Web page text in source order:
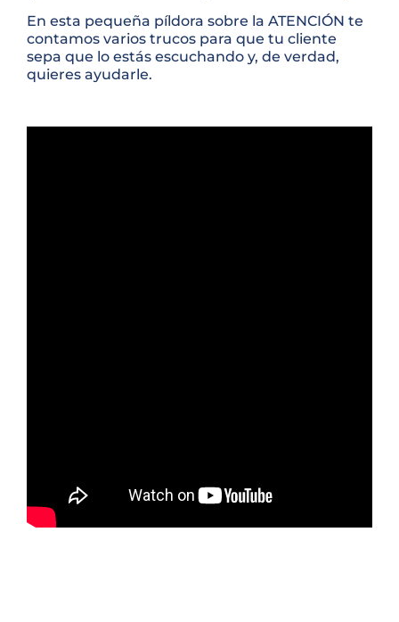
En esta pequeña píldora sobre la ATENCIÓN te
contamos varios trucos para que tu cliente
sepa que lo estás escuchando y, de verdad,
quieres ayudarle.